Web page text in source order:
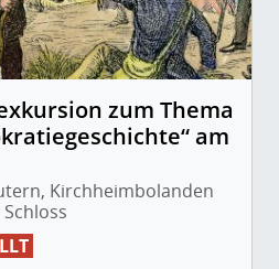
zum Thema
am
Kirchheimbolanden